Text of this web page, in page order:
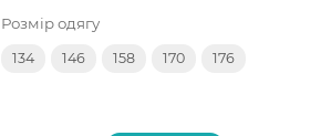
Розмір одягу
134 146 158 170 176